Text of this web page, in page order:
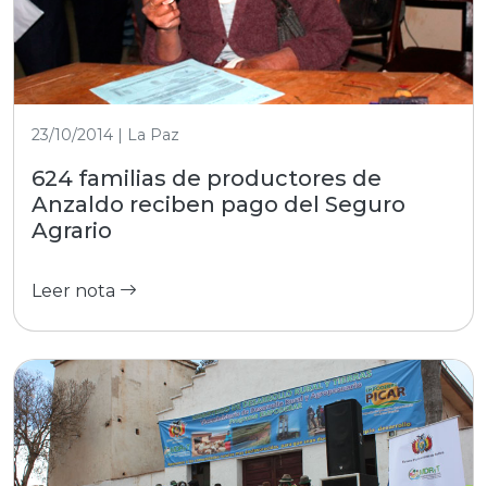
23/10/2014 | La Paz
624 familias de productores de
Anzaldo reciben pago del Seguro
Agrario
Leer nota